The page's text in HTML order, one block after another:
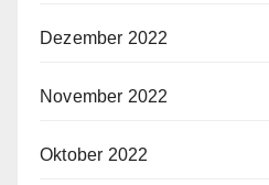
Dezember 2022
November 2022
Oktober 2022